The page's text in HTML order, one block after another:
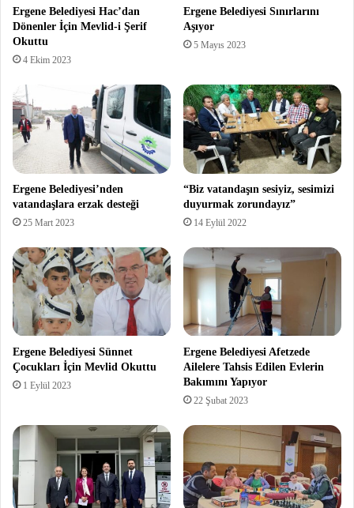
Ergene Belediyesi Hac’dan
Dönenler İçin Mevlid-i Şerif
Okuttu
4 Ekim 2023
Ergene Belediyesi Sınırlarını
Aşıyor
5 Mayıs 2023
Ergene Belediyesi’nden
vatandaşlara erzak desteği
25 Mart 2023
“Biz vatandaşın sesiyiz, sesimizi
duyurmak zorundayız”
14 Eylül 2022
Ergene Belediyesi Sünnet
Çocukları İçin Mevlid Okuttu
1 Eylül 2023
Ergene Belediyesi Afetzede
Ailelere Tahsis Edilen Evlerin
Bakımını Yapıyor
22 Şubat 2023